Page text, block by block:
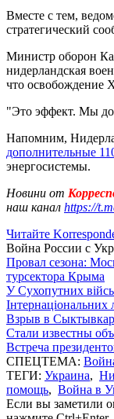
Вместе с тем,
стратегический
Министр оборон
нидерландская
что освобождение
"Это эффект. Мы
Напомним,
дополнительные
энергосистемы.
Новини от
наш канал https://
Читайте
Война России с
Провал сезона:
турсектора Крыма
У Сухопутних
Інтернаціональних
Взрыв в
Стали известны
Встреча
СПЕЦТЕМА:
ТЕГИ: Украина,
помощь, Война в
Если вы заметили